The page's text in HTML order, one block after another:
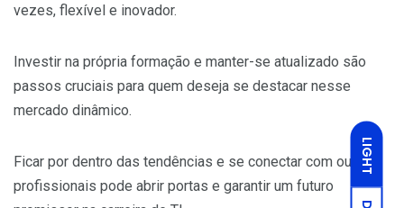
LIGHT
vezes, flexível e inovador.
Investir na própria formação e manter-se atualizado são
passos cruciais para quem deseja se destacar nesse
mercado dinâmico.
Ficar por dentro das tendências e se conectar com outros
profissionais pode abrir portas e garantir um futuro